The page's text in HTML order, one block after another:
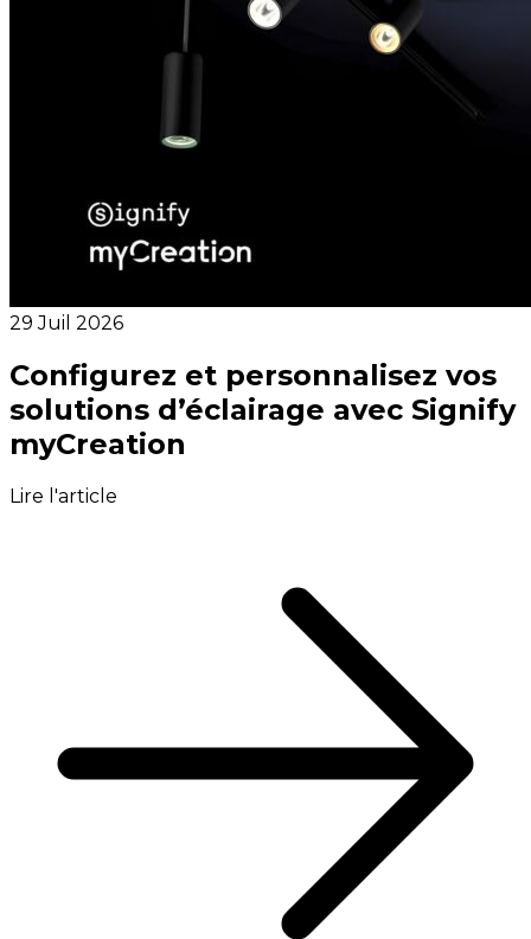
29 Juil 2026
Configurez et personnalisez vos
solutions d’éclairage avec Signify
myCreation
Lire l'article